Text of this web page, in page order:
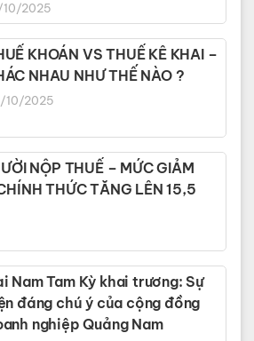
10/2025
KHOÁN VS THUẾ KÊ KHAI –
NHAU NHƯ THẾ NÀO ?
10/2025
NỘP THUẾ – MỨC GIẢM
THỨC TĂNG LÊN 15,5
Nam Tam Kỳ khai trương: Sự
đáng chú ý của cộng đồng
nghiệp Quảng Nam